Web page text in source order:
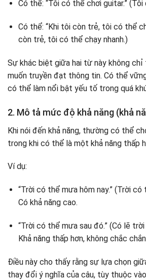
Có thể: “Tôi có thể chơi guitar.”
Có thể: “Khi tôi còn trẻ, tôi có thể
còn trẻ, tôi có thể chạy nhanh.)
Sự khác biệt giữa hai từ này không
muốn truyền đạt thông tin. Có thể
có thể làm nổi bật yếu tố trong quá
2. Mô tả mức độ khả năng (khả
Khi nói đến khả năng, thường có thể
trong khi có thể là một khả năng thấp
Ví dụ:
“Trời có thể mưa hôm nay.” (Trời có
Có khả năng cao.
“Trời có thể mưa sau đó.” (Có lẽ
Khả năng thấp hơn, không chắc
Điều này cho thấy rằng sự lựa chọn
thay đổi ý nghĩa của câu, tùy thuộc